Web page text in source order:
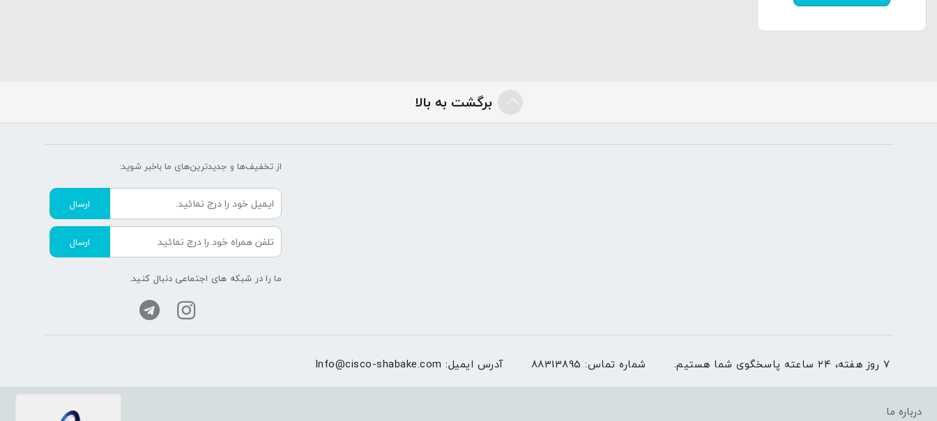
برگشت به بالا
از تخفیف‌ها و جدیدترین‌های ما‌ باخبر شوید:
ارسال
ارسال
ما را در شبکه های اجتماعی دنبال کنید.
۷ روز هفته، ۲۴ ساعته پاسخگوی شما هستیم. شماره تماس: 88313895 آدرس ایمیل: Info@cisco-shabake.com
درباره ما